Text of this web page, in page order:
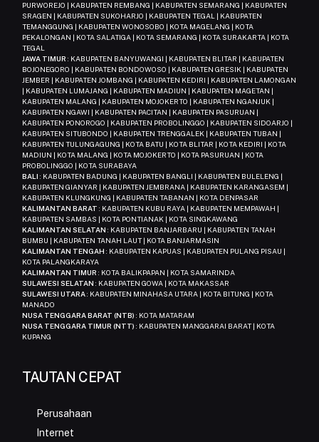
PURWOREJO | KABUPATEN REMBANG | KABUPATEN SEMARANG | KABUPATEN
SRAGEN | KABUPATEN SUKOHARJO | KABUPATEN TEGAL | KABUPATEN
TEMANGGUNG | KABUPATEN WONOSOBO | KOTA MAGELANG | KOTA
PEKALONGAN | KOTA SALATIGA | KOTA SEMARANG | KOTA SURAKARTA | KOTA
TEGAL
JAWA TIMUR : KABUPATEN BANYUWANGI | KABUPATEN BLITAR | KABUPATEN
BOJONEGORO | KABUPATEN BONDOWOSO | KABUPATEN GRESIK | KABUPATEN
JEMBER | KABUPATEN JOMBANG | KABUPATEN KEDIRI | KABUPATEN LAMONGAN
| KABUPATEN LUMAJANG | KABUPATEN MADIUN | KABUPATEN MAGETAN |
KABUPATEN MALANG | KABUPATEN MOJOKERTO | KABUPATEN NGANJUK |
KABUPATEN NGAWI | KABUPATEN PACITAN | KABUPATEN PASURUAN |
KABUPATEN PONOROGO | KABUPATEN PROBOLINGGO | KABUPATEN SIDOARJO |
KABUPATEN SITUBONDO | KABUPATEN TRENGGALEK | KABUPATEN TUBAN |
KABUPATEN TULUNGAGUNG | KOTA BATU | KOTA BLITAR | KOTA KEDIRI | KOTA
MADIUN | KOTA MALANG | KOTA MOJOKERTO | KOTA PASURUAN | KOTA
PROBOLINGGO | KOTA SURABAYA
BALI : KABUPATEN BADUNG | KABUPATEN BANGLI | KABUPATEN BULELENG |
KABUPATEN GIANYAR | KABUPATEN JEMBRANA | KABUPATEN KARANGASEM |
KABUPATEN KLUNGKUNG | KABUPATEN TABANAN | KOTA DENPASAR
KALIMANTAN BARAT : KABUPATEN KUBU RAYA | KABUPATEN MEMPAWAH |
KABUPATEN SAMBAS | KOTA PONTIANAK | KOTA SINGKAWANG
KALIMANTAN SELATAN : KABUPATEN BANJARBARU | KABUPATEN TANAH
BUMBU | KABUPATEN TANAH LAUT | KOTA BANJARMASIN
KALIMANTAN TENGAH : KABUPATEN KAPUAS | KABUPATEN PULANG PISAU |
KOTA PALANGKARAYA
KALIMANTAN TIMUR : KOTA BALIKPAPAN | KOTA SAMARINDA
SULAWESI SELATAN : KABUPATEN GOWA | KOTA MAKASSAR
SULAWESI UTARA: KABUPATEN MINAHASA UTARA | KOTA BITUNG | KOTA
MANADO
NUSA TENGGARA BARAT (NTB) : KOTA MATARAM
NUSA TENGGARA TIMUR (NTT) : KABUPATEN MANGGARAI BARAT | KOTA
KUPANG
TAUTAN CEPAT
Perusahaan
Internet